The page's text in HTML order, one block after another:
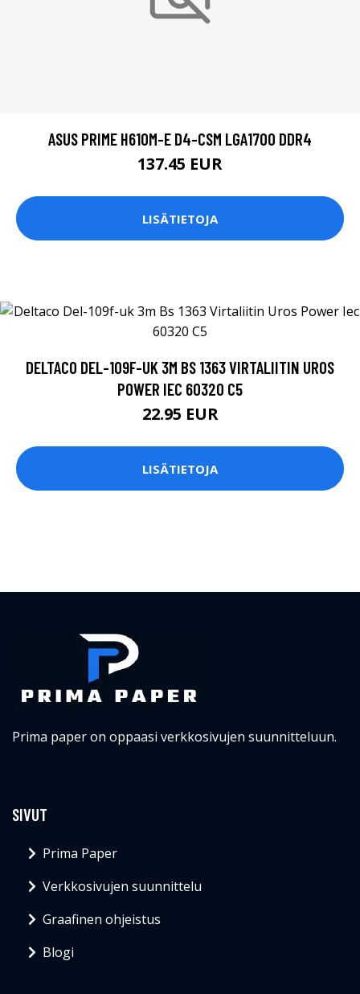
ASUS PRIME H610M-E D4-CSM LGA1700 DDR4
137.45 EUR
LISÄTIETOJA
DELTACO DEL-109F-UK 3M BS 1363 VIRTALIITIN UROS
POWER IEC 60320 C5
22.95 EUR
LISÄTIETOJA
Prima paper on oppaasi verkkosivujen suunnitteluun.
SIVUT
Prima Paper
Verkkosivujen suunnittelu
Graafinen ohjeistus
Blogi